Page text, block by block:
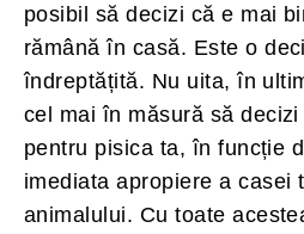
posibil să decizi că e mai
rămână în casă. Este o
îndreptățită. Nu uita, în
cel mai în măsură să
pentru pisica ta, în funcție
imediata apropiere a casei
animalului. Cu toate